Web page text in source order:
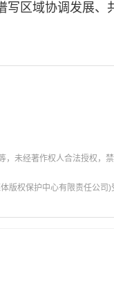
区域协调发展、
未经著作权人合法授权，
版权保护中心有限责任公